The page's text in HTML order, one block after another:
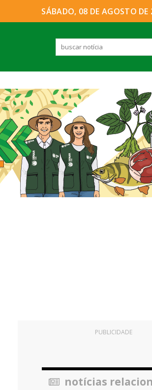
SÁBADO, 08 DE AGOSTO DE
PUBLICIDADE
notícias